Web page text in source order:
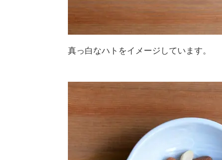
真っ白なハトをイメージしています。